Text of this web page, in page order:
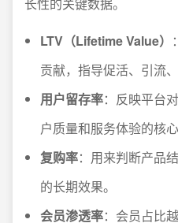
LTV（Lifetime Value）
贡献，指导促活、引流
用户留存率：反映平台
户质量和服务体验的核心
复购率：用来判断产品
的长期效果。
会员渗透率：会员占比